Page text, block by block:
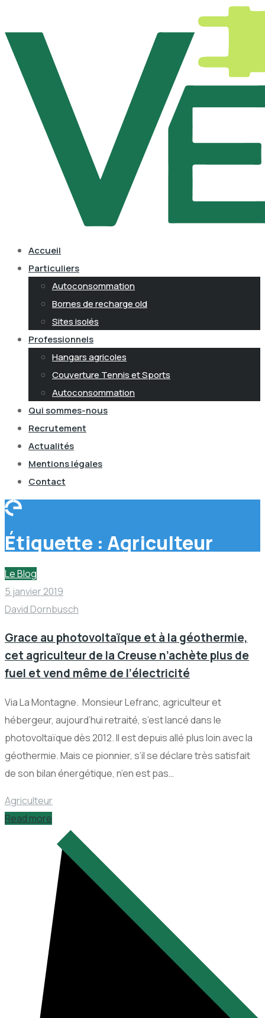
Accueil
Particuliers
Autoconsommation
Bornes de recharge old
Sites isolés
Professionnels
Hangars agricoles
Couverture Tennis et Sports
Autoconsommation
Qui sommes-nous
Recrutement
Actualités
Mentions légales
Contact
Étiquette : Agriculteur
Le Blog
5 janvier 2019
David Dornbusch
Grace au photovoltaïque et à la géothermie,
cet agriculteur de la Creuse n’achète plus de
fuel et vend même de l’électricité
Via La Montagne. Monsieur Lefranc, agriculteur et
hébergeur, aujourd’hui retraité, s’est lancé dans le
photovoltaïque dès 2012. Il est depuis allé plus loin avec la
géothermie. Mais ce pionnier, s’il se déclare très satisfait
de son bilan énergétique, n’en est pas…
Agriculteur
Read more